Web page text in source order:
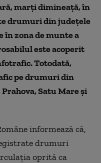
marţi dimineaţă, în
drumuri din judeţele
în zona de munte a
este acoperit
Totodată,
pe drumuri din
Satu Mare şi
informează că,
drumuri
oprită ca